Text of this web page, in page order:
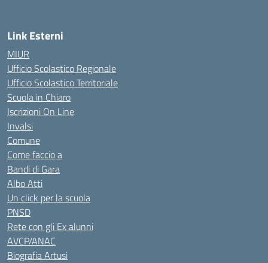
Link Esterni
MIUR
Ufficio Scolastico Regionale
Ufficio Scolastico Territoriale
Scuola in Chiaro
Iscrizioni On Line
Invalsi
Comune
Come faccio a
Bandi di Gara
Albo Atti
Un click per la scuola
PNSD
Rete con gli Ex alunni
AVCP/ANAC
Biografia Artusi